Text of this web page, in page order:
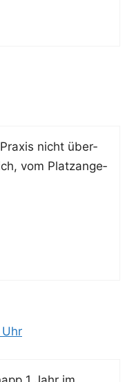
nicht über­
vom Platz­an­ge­